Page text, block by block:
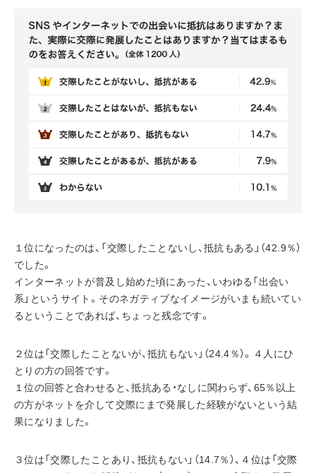
１位になったのは、「交際したことないし、抵抗もある」（42.9％）
でした。
インターネットが普及し始めた頃にあった、いわゆる「出会い
系」というサイト。そのネガティブなイメージがいまも続いてい
るということであれば、ちょっと残念です。
２位は「交際したことないが、抵抗もない」（24.4％）。４人にひ
とりの方の回答です。
１位の回答と合わせると、抵抗ある・なしに関わらず、65％以上
の方がネットを介して交際にまで発展した経験がないという結
果になりました。
３位は「交際したことあり、抵抗もない」（14.7％）、４位は「交際